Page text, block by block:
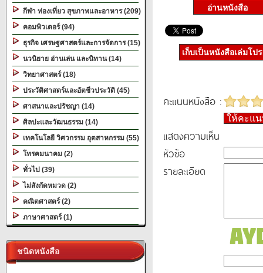
กีฬา ท่องเที่ยว สุขภาพและอาหาร (209)
คอมพิวเตอร์ (94)
ธุรกิจ เศรษฐศาสตร์และการจัดการ (15)
นวนิยาย อ่านเล่น และนิทาน (14)
วิทยาศาสตร์ (18)
ประวัติศาสตร์และอัตชีวประวัติ (45)
ศาสนาและปรัชญา (14)
ศิลปะและวัฒนธรรม (14)
เทคโนโลยี วิศวกรรม อุตสาหกรรม (55)
โทรคมนาคม (2)
ทั่วไป (39)
ไม่สังกัดหมวด (2)
คณิตศาสตร์ (2)
ภาษาศาสตร์ (1)
ชนิดหนังสือ
เก็บเป็นหนังสือเล่มโป
คะแนนหนังสือ :
ให้คะแ
แสดงความเห็น
หัวข้อ
รายละเอียด